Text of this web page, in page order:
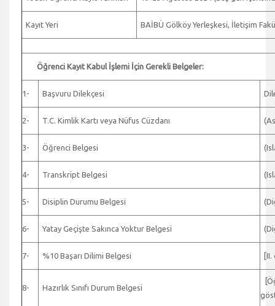
Kayıt Yeri BAİBÜ Gölköy Yerleşkesi, İletişim
Öğrenci Kayıt Kabul İşlemi İçin Gerekli Belgeler:
1- Başvuru Dilekçesi
2- T.C. Kimlik Kartı veya Nüfus Cüzdanı
3- Öğrenci Belgesi
4- Transkript Belgesi
5- Disiplin Durumu Belgesi
6- Yatay Geçişte Sakınca Yoktur Belgesi
7- %10 Başarı Dilimi Belgesi [II.
8- Hazırlık Sınıfı Durum Belgesi